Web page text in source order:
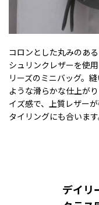
コロンとした丸みのあ
シュリンクレザーを使
リーズのミニバッグ。
ような滑らかな仕上が
イズ感で、上質レザー
タイリングにも合います
デイリ